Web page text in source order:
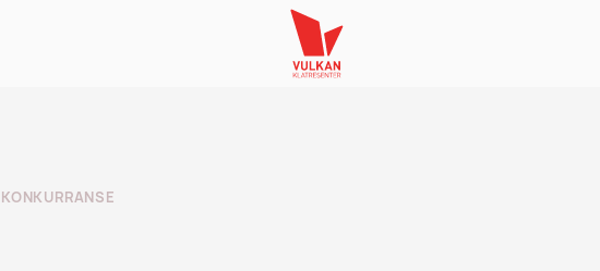
KONKURRANSE